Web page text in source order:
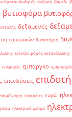
πωλητές αύξηση βαρέλι
βυτιοφόρα
δεξαμενές
ταμειακών δικαστήριο
ειδικός φόρος κατανάλωσης
εισφορές εμπάργκο
επενδύσεις
επιμέτρηση εταιρείες ευρώ
ηλεκτρικό ρεύμα